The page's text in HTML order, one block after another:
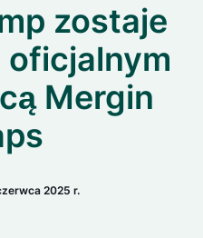
zostaje
Mergin
2025 r.